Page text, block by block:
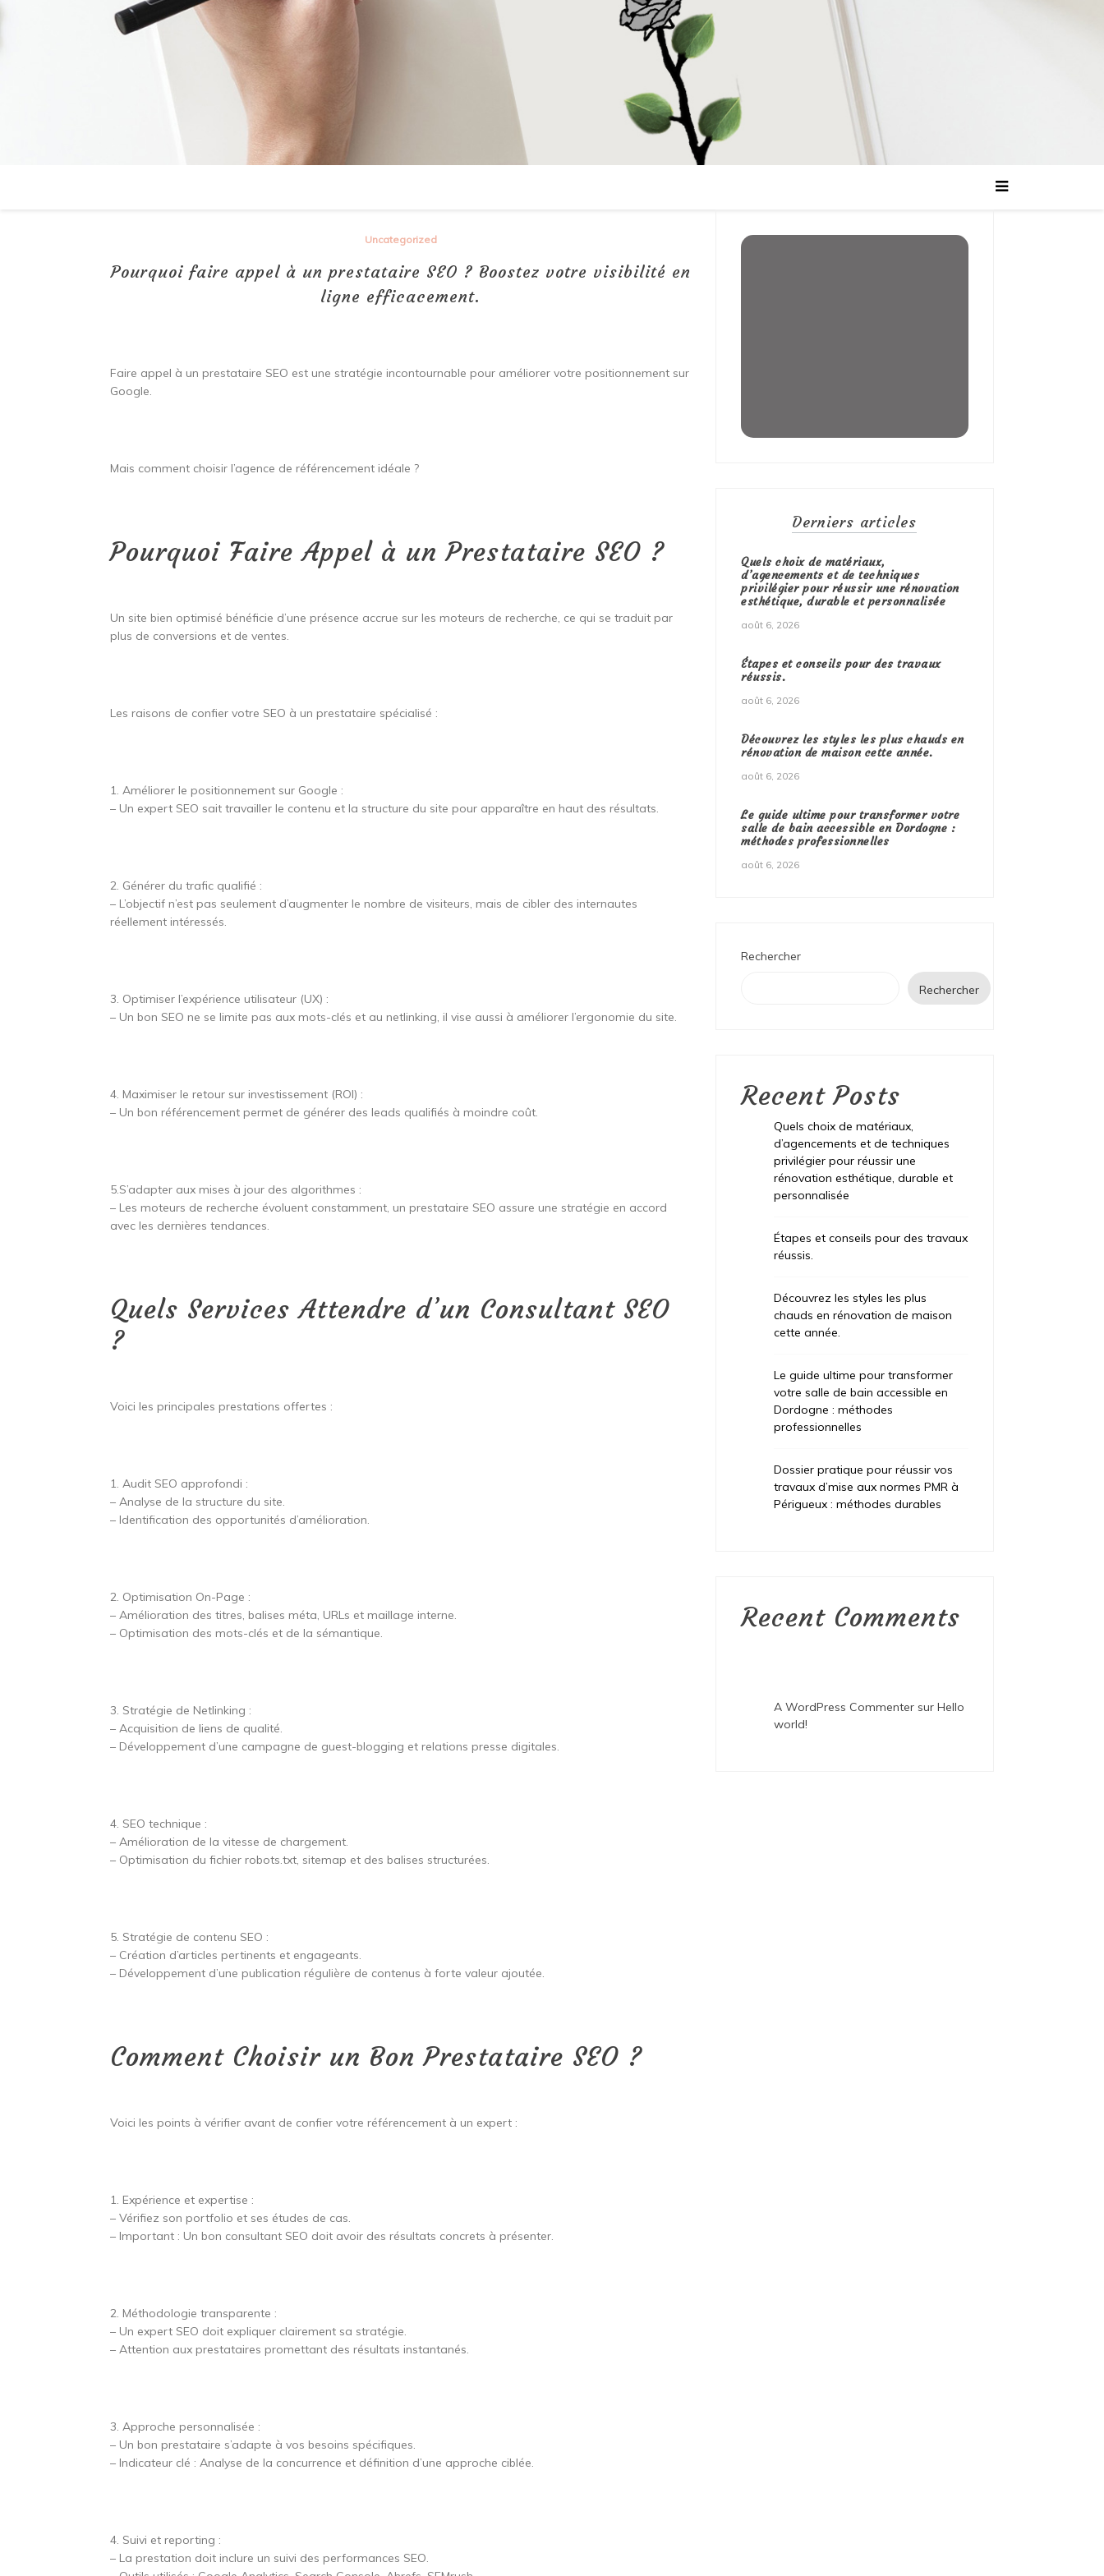
Uncategorized
Pourquoi faire appel à un prestataire SEO ? Boostez votre visibilité en
ligne efficacement.
Faire appel à un prestataire SEO est une stratégie incontournable pour améliorer votre positionnement sur
Google.
Mais comment choisir l’agence de référencement idéale ?
Pourquoi Faire Appel à un Prestataire SEO ?
Un site bien optimisé bénéficie d’une présence accrue sur les moteurs de recherche, ce qui se traduit par
plus de conversions et de ventes.
Les raisons de confier votre SEO à un prestataire spécialisé :
1. Améliorer le positionnement sur Google :
– Un expert SEO sait travailler le contenu et la structure du site pour apparaître en haut des résultats.
2. Générer du trafic qualifié :
– L’objectif n’est pas seulement d’augmenter le nombre de visiteurs, mais de cibler des internautes
réellement intéressés.
3. Optimiser l’expérience utilisateur (UX) :
– Un bon SEO ne se limite pas aux mots-clés et au netlinking, il vise aussi à améliorer l’ergonomie du site.
4. Maximiser le retour sur investissement (ROI) :
– Un bon référencement permet de générer des leads qualifiés à moindre coût.
5.S’adapter aux mises à jour des algorithmes :
– Les moteurs de recherche évoluent constamment, un prestataire SEO assure une stratégie en accord
avec les dernières tendances.
Quels Services Attendre d’un Consultant SEO
?
Voici les principales prestations offertes :
1. Audit SEO approfondi :
– Analyse de la structure du site.
– Identification des opportunités d’amélioration.
2. Optimisation On-Page :
– Amélioration des titres, balises méta, URLs et maillage interne.
– Optimisation des mots-clés et de la sémantique.
3. Stratégie de Netlinking :
– Acquisition de liens de qualité.
– Développement d’une campagne de guest-blogging et relations presse digitales.
4. SEO technique :
– Amélioration de la vitesse de chargement.
– Optimisation du fichier robots.txt, sitemap et des balises structurées.
5. Stratégie de contenu SEO :
– Création d’articles pertinents et engageants.
– Développement d’une publication régulière de contenus à forte valeur ajoutée.
Comment Choisir un Bon Prestataire SEO ?
Voici les points à vérifier avant de confier votre référencement à un expert :
1. Expérience et expertise :
– Vérifiez son portfolio et ses études de cas.
– Important : Un bon consultant SEO doit avoir des résultats concrets à présenter.
2. Méthodologie transparente :
– Un expert SEO doit expliquer clairement sa stratégie.
– Attention aux prestataires promettant des résultats instantanés.
3. Approche personnalisée :
– Un bon prestataire s’adapte à vos besoins spécifiques.
– Indicateur clé : Analyse de la concurrence et définition d’une approche ciblée.
4. Suivi et reporting :
– La prestation doit inclure un suivi des performances SEO.
Derniers articles
Quels choix de matériaux,
d’agencements et de techniques
privilégier pour réussir une rénovation
esthétique, durable et personnalisée
août 6, 2026
Étapes et conseils pour des travaux
réussis.
août 6, 2026
Découvrez les styles les plus chauds en
rénovation de maison cette année.
août 6, 2026
Le guide ultime pour transformer votre
salle de bain accessible en Dordogne :
méthodes professionnelles
août 6, 2026
Rechercher
Rechercher
Recent Posts
Quels choix de matériaux,
d’agencements et de techniques
privilégier pour réussir une
rénovation esthétique, durable et
personnalisée
Étapes et conseils pour des travaux
réussis.
Découvrez les styles les plus
chauds en rénovation de maison
cette année.
Le guide ultime pour transformer
votre salle de bain accessible en
Dordogne : méthodes
professionnelles
Dossier pratique pour réussir vos
travaux d’mise aux normes PMR à
Périgueux : méthodes durables
Recent Comments
A WordPress Commenter surHello
world!